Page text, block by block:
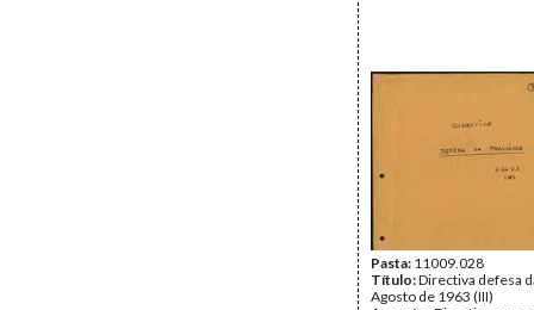
Pasta: 11009.028
Título:Directiva defesa
Agosto de 1963 (III)